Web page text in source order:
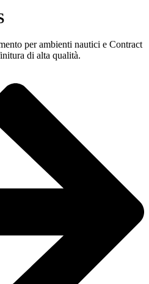
per ambienti nautici e Contract
di alta qualità.